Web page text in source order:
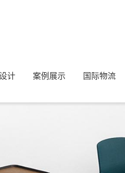
计 案例展示 国际物流